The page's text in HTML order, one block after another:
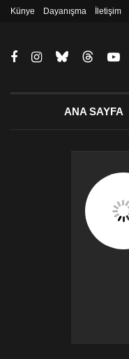
Künye Dayanışma İletişim
ANA SAYFA